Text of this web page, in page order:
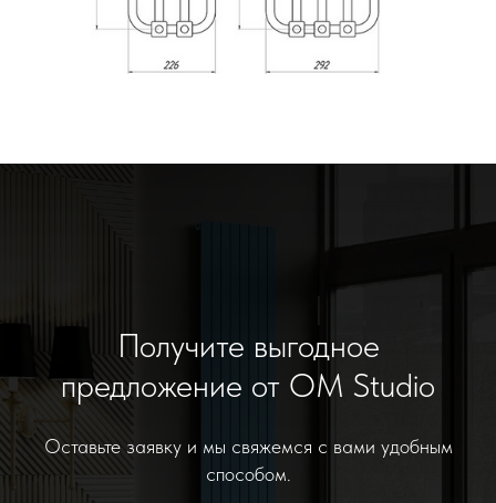
Получите выгодное
предложение от OM Studio
Оставьте заявку и мы свяжемся с вами удобным
способом.